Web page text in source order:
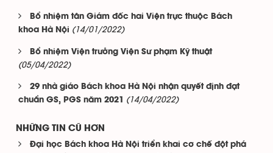
Bổ nhiệm tân Giám đốc hai Viện trực thuộc Bách
khoa Hà Nội (14/01/2022)
Bổ nhiệm Viện trưởng Viện Sư phạm Kỹ thuật
(05/04/2022)
29 nhà giáo Bách khoa Hà Nội nhận quyết định đạt
chuẩn GS, PGS năm 2021
(14/04/2022)
NHỮNG TIN CŨ HƠN
Đại học Bách khoa Hà Nội triển khai cơ chế đột phá